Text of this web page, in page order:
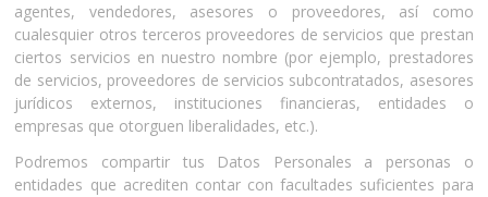
agentes, vendedores, asesores o proveedores, así como
cualesquier otros terceros proveedores de servicios que prestan
ciertos servicios en nuestro nombre (por ejemplo, prestadores
de servicios, proveedores de servicios subcontratados, asesores
jurídicos externos, instituciones financieras, entidades o
empresas que otorguen liberalidades, etc.).
Podremos compartir tus Datos Personales a personas o
entidades que acrediten contar con facultades suficientes para